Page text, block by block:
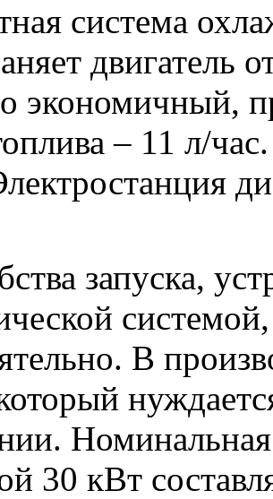
система
двигатель
экономичный,
– 11 л/
запуска,
В
30 кВт